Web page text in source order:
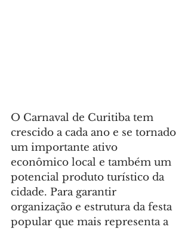
O Carnaval de Curitiba tem
crescido a cada ano e se tornado
um importante ativo
econômico local e também um
potencial produto turístico da
cidade. Para garantir
organização e estrutura da festa
popular que mais representa a